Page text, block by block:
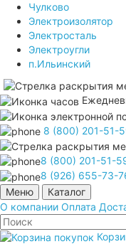
Чулково
Электроизолятор
Электросталь
Электроугли
п.Ильинский
8 (800) 201-51-
8 (800) 201-51-
8 (926) 655-73-
Меню
Каталог
О компании Оплата